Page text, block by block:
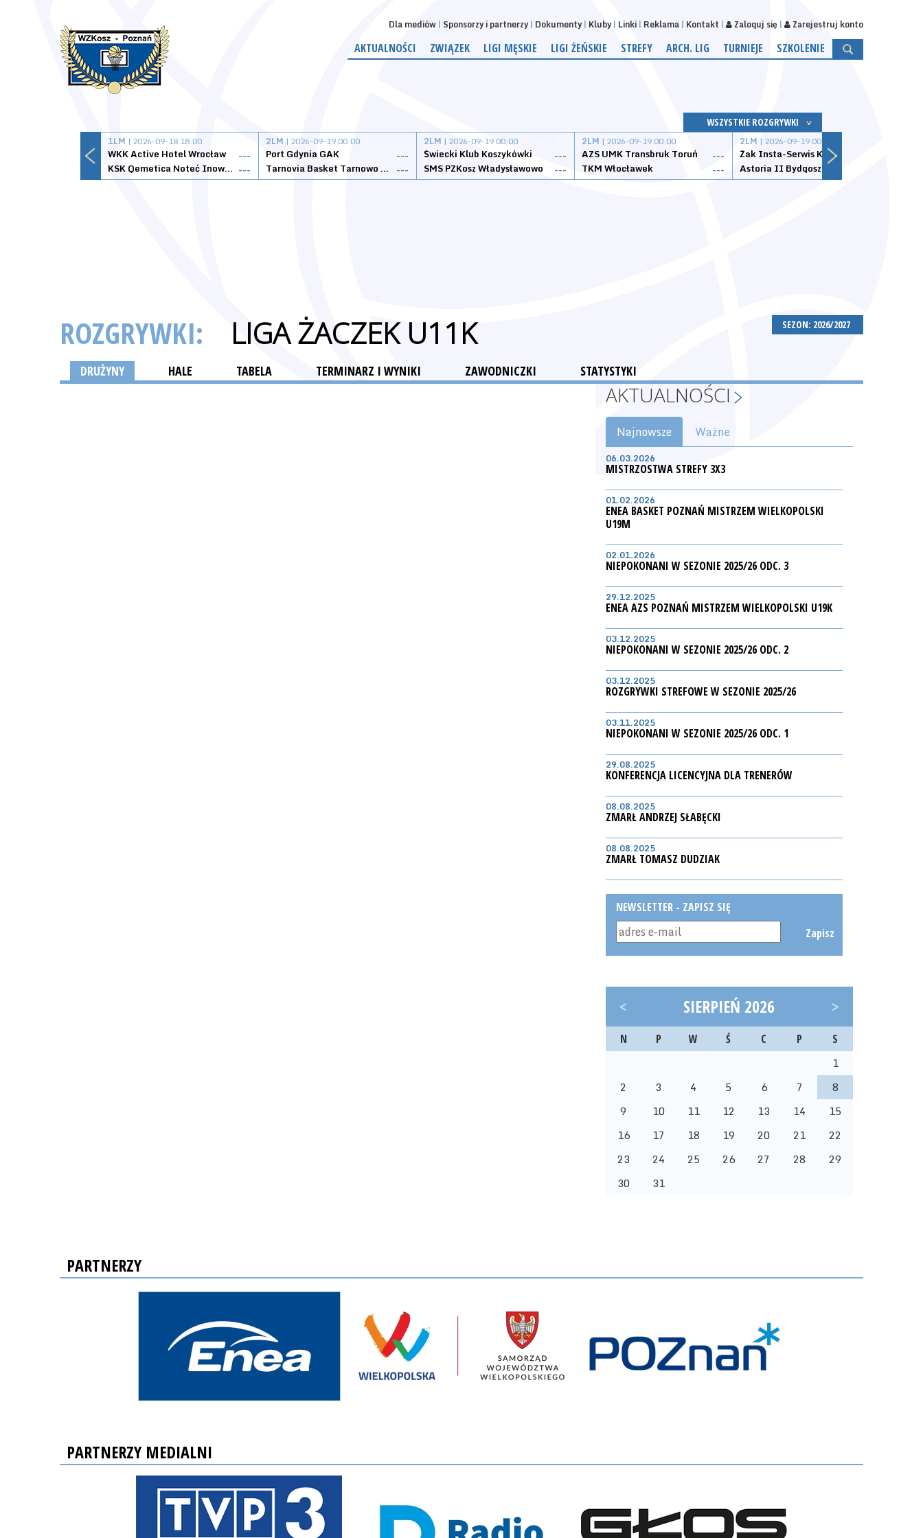
Dla mediów Sponsorzy i partnerzy Dokumenty Kluby Linki Reklama Kontakt Zaloguj się Zarejestruj konto
AKTUALNOŚCI ZWIĄZEK LIGI MĘSKIE LIGI ŻEŃSKIE STREFY ARCH. LIG TURNIEJE SZKOLENIE
WSZYSTKIE ROZGRYWKI
1LM | 2026-09-18 18:00
WKK Active Hotel Wrocław
---
KSK Qemetica Noteć Inowrocław ---
2LM | 2026-09-19 00:00
Port Gdynia GAK
---
Tarnovia Basket Tarnowo Podgórne ---
2LM | 2026-09-19 00:00
Świecki Klub Koszykówki
---
SMS PZKosz Władysławowo
---
2LM | 2026-09-19 00:00
AZS UMK Transbruk Toruń
---
TKM Włocławek
---
2LM | 2026-09-19 00:00
Żak Insta-Serwis Koszalin
Astoria II Bydgoszcz
SEZON: 2026/2027
ROZGRYWKI: LIGA ŻACZEK U11K
DRUŻYNY HALE TABELA TERMINARZ I WYNIKI ZAWODNICZKI STATYSTYKI
AKTUALNOŚCI
Najnowsze Ważne
06.03.2026
MISTRZOSTWA STREFY 3X3
01.02.2026
ENEA BASKET POZNAŃ MISTRZEM WIELKOPOLSKI
U19M
02.01.2026
NIEPOKONANI W SEZONIE 2025/26 ODC. 3
29.12.2025
ENEA AZS POZNAŃ MISTRZEM WIELKOPOLSKI U19K
03.12.2025
NIEPOKONANI W SEZONIE 2025/26 ODC. 2
03.12.2025
ROZGRYWKI STREFOWE W SEZONIE 2025/26
03.11.2025
NIEPOKONANI W SEZONIE 2025/26 ODC. 1
29.08.2025
KONFERENCJA LICENCYJNA DLA TRENERÓW
08.08.2025
ZMARŁ ANDRZEJ SŁABĘCKI
08.08.2025
ZMARŁ TOMASZ DUDZIAK
NEWSLETTER - ZAPISZ SIĘ
Zapisz
< SIERPIEŃ 2026 >
N P W Ś C P S
1
2
3 4 5 6 7
8
9
10 11 12 13 14
15
16
17 18 19 20 21
22
23
24 25 26 27 28
29
30
31
PARTNERZY
PARTNERZY MEDIALNI